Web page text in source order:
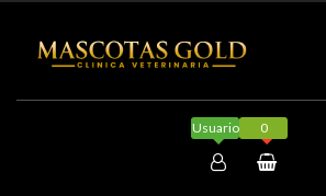
Usuario 0